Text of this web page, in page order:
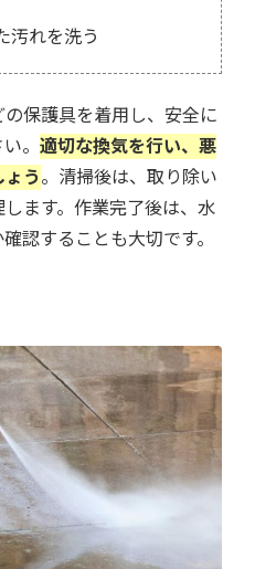
汚れを洗う
保護具を着用し、安全に
い。適切な換気を行い、悪
う。清掃後は、取り除い
ます。作業完了後は、水
認することも大切です。